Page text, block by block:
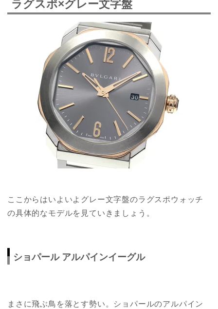
ラグスポ×グレー文字盤
ここからはいよいよグレー文字盤のラグスポウォッチ
の具体的なモデルを見ていきましょう。
ショパール アルパインイーグル
まさに飛ぶ鳥を落とす勢い。ショパールのアルパイン